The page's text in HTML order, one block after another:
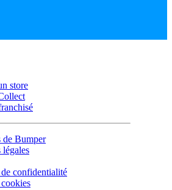
store
de Bumper
confidentialité